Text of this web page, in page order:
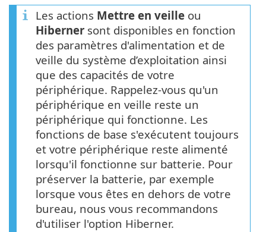
Les actions Mettre en veille ou
Hiberner sont disponibles en fonction
des paramètres d'alimentation et de
veille du système d’exploitation ainsi
que des capacités de votre
périphérique. Rappelez-vous qu'un
périphérique en veille reste un
périphérique qui fonctionne. Les
fonctions de base s'exécutent toujours
et votre périphérique reste alimenté
lorsqu'il fonctionne sur batterie. Pour
préserver la batterie, par exemple
lorsque vous êtes en dehors de votre
bureau, nous vous recommandons
d'utiliser l'option Hiberner.